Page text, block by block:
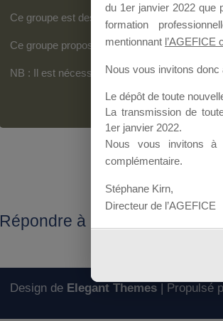
Ce groupe est destiné aux Organismes de
Ce groupe propose un forum dédié au
NB : Il est nécessaire d’êtreinscrit(e)pour
Répondre à : DOSSIER N°
Design de Elegant Themes| Propulsé
du 1er janvier 2022 que
formation
mentionnant l’AGEFICE
Nous vous invitons donc
Le dépôt de toute
La transmission de
1er janvier 2022.
Nous vous invitons à
complémentaire.
Stéphane Kirn,
Directeur de l’AGEFICE